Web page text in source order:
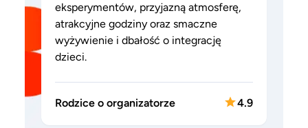
eksperymentów, przyjazną atmosferę,
atrakcyjne godziny oraz smaczne
wyżywienie i dbałość o integrację
dzieci.
Rodzice o organizatorze 4.9